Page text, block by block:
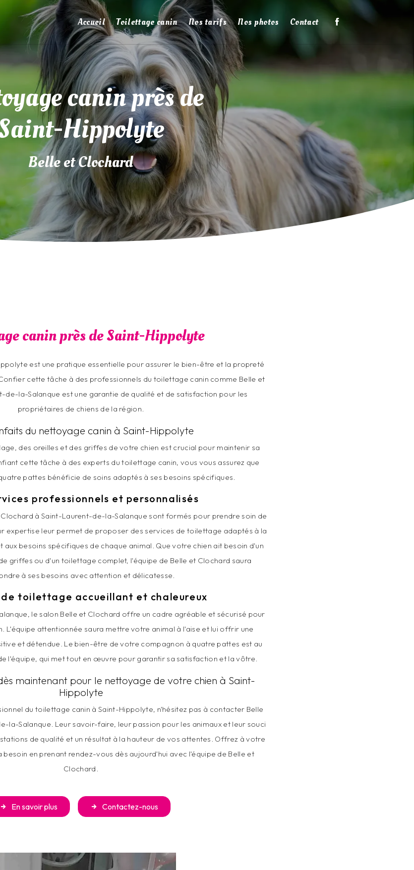
Accueil Toilettage canin Nos tarifs Nos photos Contact
canin près de
Hippolyte
Belle et Clochard
canin près de Saint-Hippolyte
est une pratique essentielle pour assurer le bien-être et la propreté
cette tâche à des professionnels du toilettage canin comme Belle et
de-la-Salanque est une garantie de qualité et de satisfaction pour les
propriétaires de chiens de la région.
du nettoyage canin à Saint-Hippolyte
des oreilles et des griffes de votre chien est crucial pour maintenir sa
cette tâche à des experts du toilettage canin, vous vous assurez que
pattes bénéficie de soins adaptés à ses besoins spécifiques.
professionnels et personnalisés
à Saint-Laurent-de-la-Salanque sont formés pour prendre soin de
expertise leur permet de proposer des services de toilettage adaptés à la
aux besoins spécifiques de chaque animal. Que votre chien ait besoin d'un
griffes ou d'un toilettage complet, l'équipe de Belle et Clochard saura
à ses besoins avec attention et délicatesse.
de toilettage accueillant et chaleureux
le salon Belle et Clochard offre un cadre agréable et sécurisé pour
L'équipe attentionnée saura mettre votre animal à l'aise et lui offrir une
et détendue. Le bien-être de votre compagnon à quatre pattes est au
l'équipe, qui met tout en œuvre pour garantir sa satisfaction et la vôtre.
maintenant pour le nettoyage de votre chien à Saint-
Hippolyte
du toilettage canin à Saint-Hippolyte, n'hésitez pas à contacter Belle
la-Salanque. Leur savoir-faire, leur passion pour les animaux et leur souci
de qualité et un résultat à la hauteur de vos attentes. Offrez à votre
en prenant rendez-vous dès aujourd'hui avec l'équipe de Belle et
Clochard.
En savoir plus Contactez-nous